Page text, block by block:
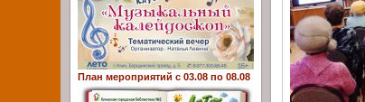
План мероприятий с 03.08 по 08.08